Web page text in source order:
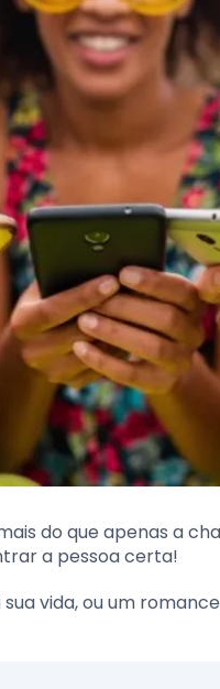
do que apenas a
a pessoa certa!
vida, ou um